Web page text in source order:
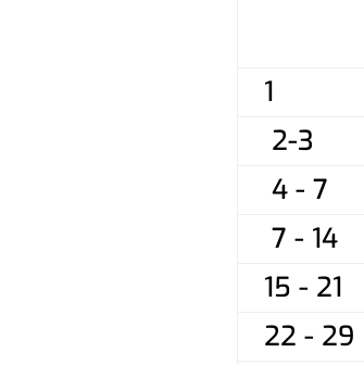
1
2-3
4 - 7
7 - 14
15 - 21
22 - 29